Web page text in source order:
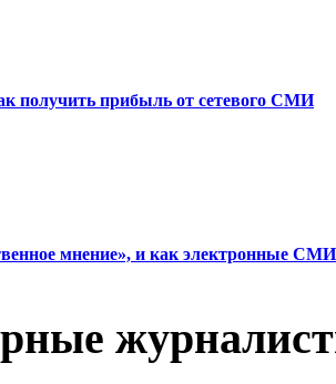
получить прибыль от сетевого СМИ
мнение», и как электронные СМИ